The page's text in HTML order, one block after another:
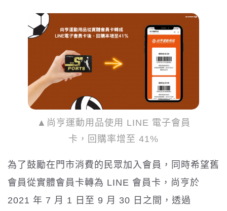
▲尚亨運動用品使用 LINE 電子會員
卡，回購率增至 41%
為了鼓勵在門市消費的民眾加入會員，同時希望舊
會員從實體會員卡轉為 LINE 會員卡，尚亨於
2021 年 7 月 1 日至 9 月 30 日之間，透過